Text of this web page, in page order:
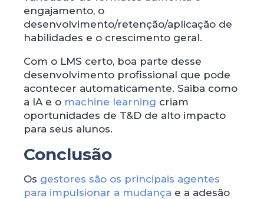
engajamento, o
desenvolvimento/retenção/aplicação de
habilidades e o crescimento geral.
Com o LMS certo, boa parte desse
desenvolvimento profissional que pode
acontecer automaticamente. Saiba como
a IA e o machine learning criam
oportunidades de T&D de alto impacto
para seus alunos.
Conclusão
Os gestores são os principais agentes
para impulsionar a mudança e a adesão